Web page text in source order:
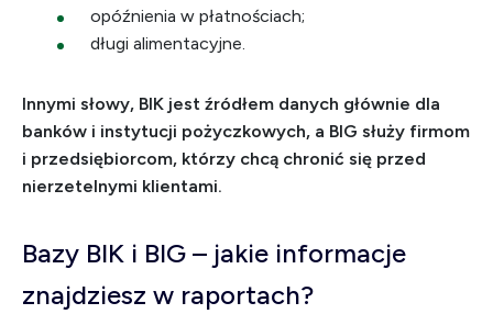
opóźnienia w płatnościach;
długi alimentacyjne.
Innymi słowy, BIK jest źródłem danych głównie dla
banków i instytucji pożyczkowych, a BIG służy firmom
i przedsiębiorcom, którzy chcą chronić się przed
nierzetelnymi klientami.
Bazy BIK i BIG – jakie informacje
znajdziesz w raportach?